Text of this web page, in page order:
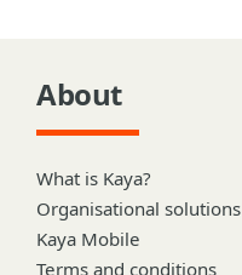
About
What is Kaya?
Organisational solutions
Kaya Mobile
Terms and conditions